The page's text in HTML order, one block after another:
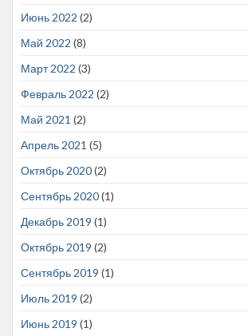
Июнь 2022 (2)
Май 2022 (8)
Март 2022 (3)
Февраль 2022 (2)
Май 2021 (2)
Апрель 2021 (5)
Октябрь 2020(2)
Сентябрь 2020(1)
Декабрь 2019 (1)
Октябрь 2019 (2)
Сентябрь 2019 (1)
Июль 2019 (2)
Июнь 2019 (1)